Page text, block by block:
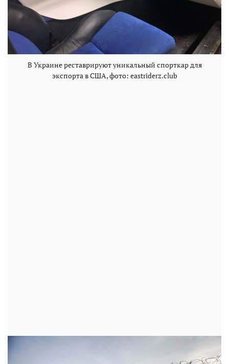
В Украине реставрируют уникальный спорткар для
экспорта в США, фото: eastriderz.club